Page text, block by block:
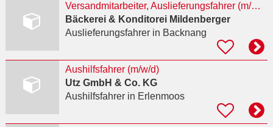
Versandmitarbeiter, Auslieferungsfahrer (m/w/d)
Bäckerei & Konditorei Mildenberger
Auslieferungsfahrerin Backnang
Aushilfsfahrer (m/w/d)
Utz GmbH & Co. KG
Aushilfsfahrerin Erlenmoos